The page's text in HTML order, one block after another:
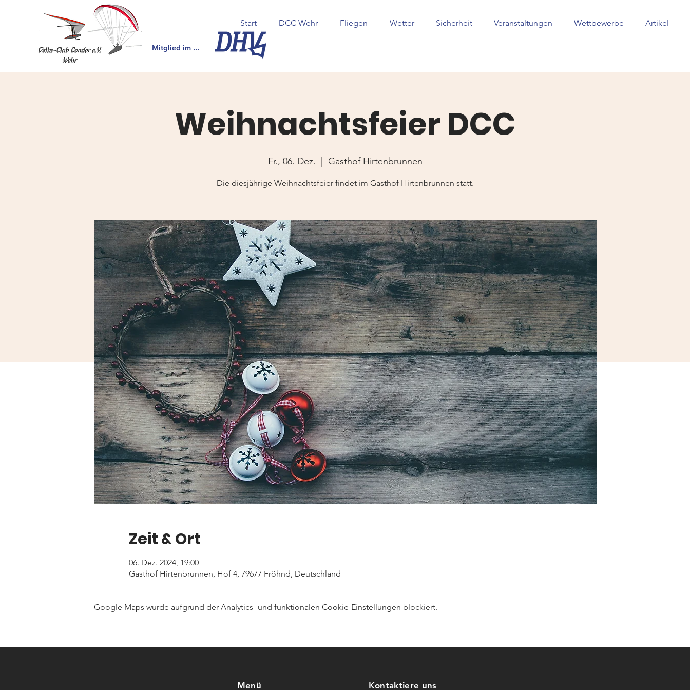
Start DCC Wehr Fliegen Wetter Sicherheit Veranstaltungen Wettbewerbe Artikel
Mitglied im ...
Weihnachtsfeier DCC
Fr., 06. Dez. Gasthof Hirtenbrunnen
Die diesjährige Weihnachtsfeier findet im Gasthof Hirtenbrunnen statt.
Zeit & Ort
06. Dez. 2024, 19:00
Gasthof Hirtenbrunnen, Hof 4, 79677 Fröhnd, Deutschland
Google Maps wurde aufgrund der Analytics- und funktionalen Cookie-Einstellungen blockiert.
Menü Kontaktiere uns